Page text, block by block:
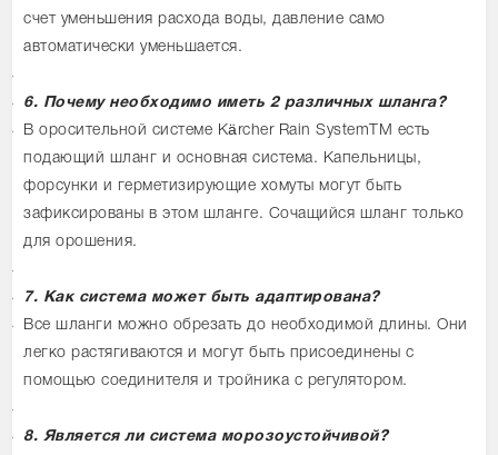
счет уменьшения расхода воды, давление само
автоматически уменьшается.
6. Почему необходимо иметь 2 различных шланга?
В оросительной системе Kärcher Rain SystemTM есть
подающий шланг и основная система. Капельницы,
форсунки и герметизирующие хомуты могут быть
зафиксированы в этом шланге. Сочащийся шланг только
для орошения.
7. Как система может быть адаптирована?
Все шланги можно обрезать до необходимой длины. Они
легко растягиваются и могут быть присоединены с
помощью соединителя и тройника с регулятором.
8. Является ли система морозоустойчивой?